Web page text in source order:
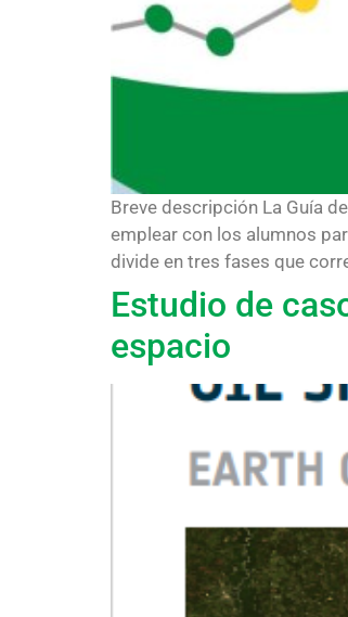
Breve descripción La Guía
emplear con los alumnos
divide en tres fases que
Estudio de
espacio